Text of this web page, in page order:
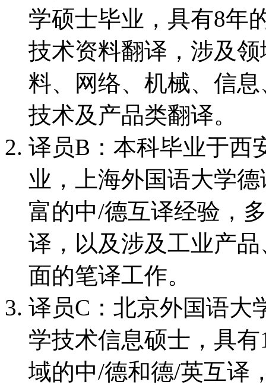
学硕士毕业，具有8年
技术资料翻译，涉及
料、网络、机械、信
技术及产品类翻译。
译员B：本科毕业于西
业，上海外国语大学
富的中/德互译经验，
译，以及涉及工业产
面的笔译工作。
译员C：北京外国语大
学技术信息硕士，具
域的中/德和德/英互译